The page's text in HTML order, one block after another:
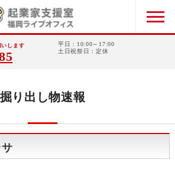
いします
平日：10:00～17:00
土日祝祭日：定休
掘り出し物速報